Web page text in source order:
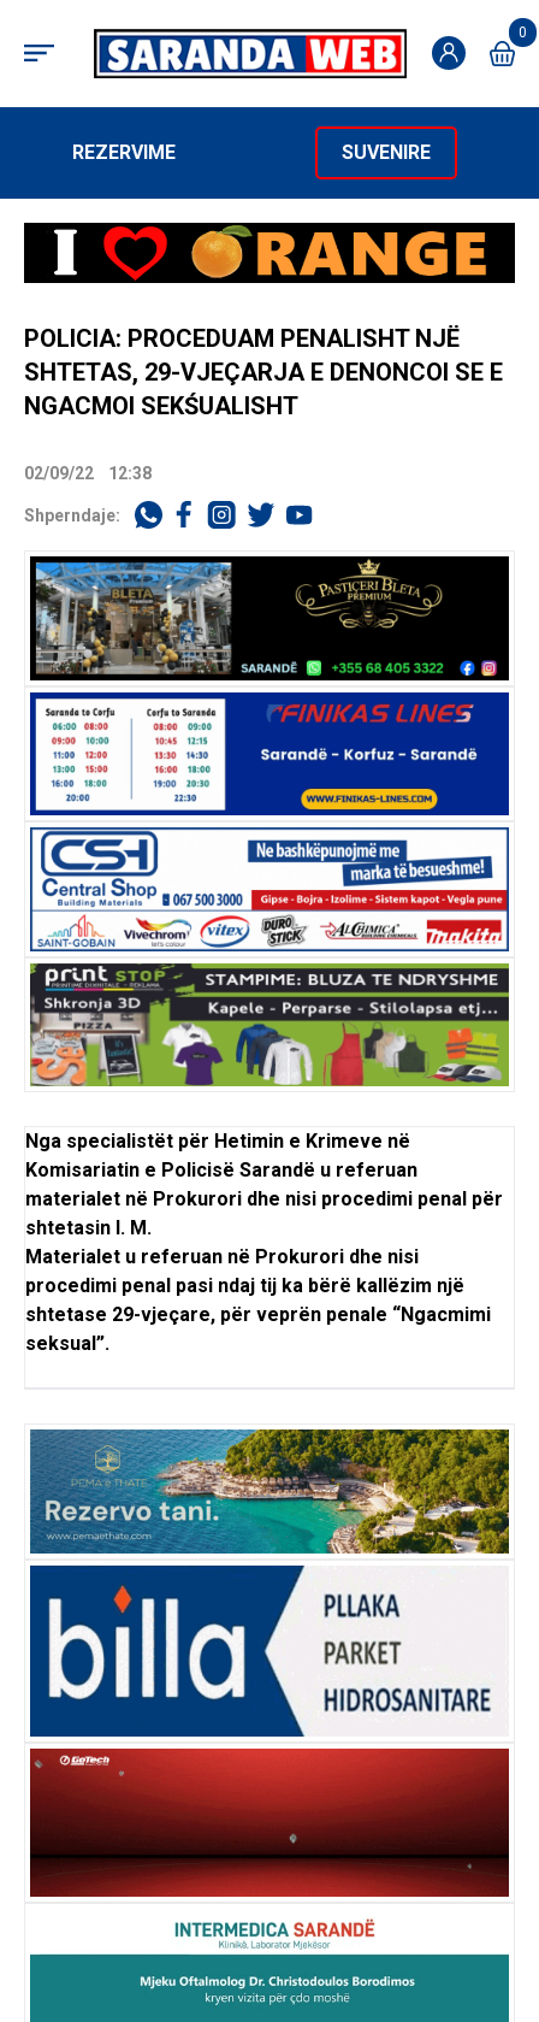
0
REZERVIME SUVENIRE
POLICIA: PROCEDUAM PENALISHT NJË
SHTETAS, 29-VJEÇARJA E DENONCOI SE E
NGACMOI SEKŚUALISHT
02/09/22 12:38
Shperndaje:
Nga specialistët për Hetimin e Krimeve në
Komisariatin e Policisë Sarandë u referuan
materialet në Prokurori dhe nisi procedimi penal për
shtetasin I. M.
Materialet u referuan në Prokurori dhe nisi
procedimi penal pasi ndaj tij ka bërë kallëzim një
shtetase 29-vjeçare, për veprën penale “Ngacmimi
seksual”.